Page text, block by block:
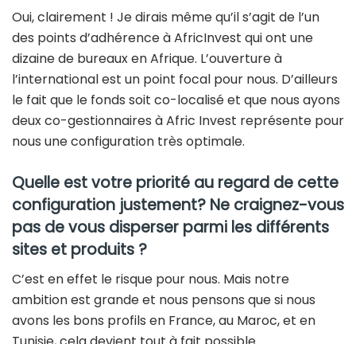
Oui, clairement ! Je dirais même qu’il s’agit de l’un
des points d’adhérence à AfricInvest qui ont une
dizaine de bureaux en Afrique. L’ouverture à
l’international est un point focal pour nous. D’ailleurs
le fait que le fonds soit co-localisé et que nous ayons
deux co-gestionnaires à Afric Invest représente pour
nous une configuration très optimale.
Quelle est votre priorité au regard de cette
configuration justement? Ne craignez-vous
pas de vous disperser parmi les différents
sites et produits ?
C’est en effet le risque pour nous. Mais notre
ambition est grande et nous pensons que si nous
avons les bons profils en France, au Maroc, et en